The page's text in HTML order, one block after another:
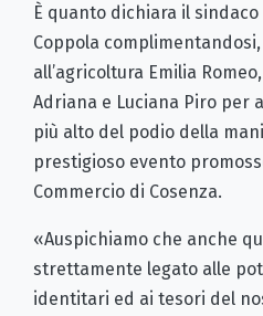
È quanto dichiara il
Coppola
all’agricoltura Emilia
Adriana e Luciana Piro per
più alto del podio della
prestigioso evento
Commercio di Cosenza.
«Auspichiamo che anche
strettamente legato alle
identitari ed ai tesori del